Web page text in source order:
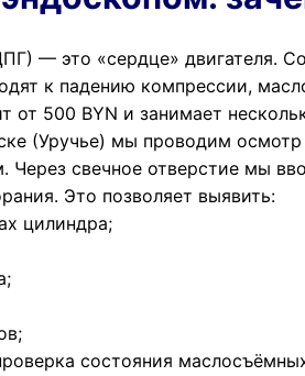
— это «сердце» двигателя.
к падению компрессии,
от 500 BYN и занимает
(Уручье) мы проводим
свечное отверстие мы
Это позволяет выявить:
цилиндра;
состояния